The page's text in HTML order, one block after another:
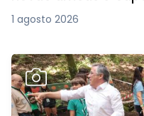
1 agosto 2026